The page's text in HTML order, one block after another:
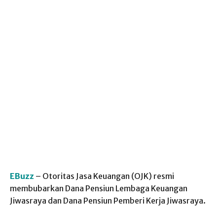
EBuzz – Otoritas Jasa Keuangan (OJK) resmi
membubarkan Dana Pensiun Lembaga Keuangan
Jiwasraya dan Dana Pensiun Pemberi Kerja Jiwasraya.